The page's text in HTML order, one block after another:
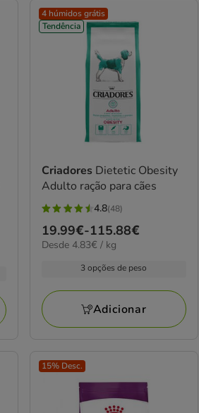
4 húmidos grátis
Tendência
Criadores Dietetic Obesity
Adulto ração para cães
4.8
estrelas
com
4.8(48)
Preço
de
115.88€
19.99€-115.88€
4.83€
Desde 4.83€ / kg
3 opções de peso
Adicionar
15% Desc.